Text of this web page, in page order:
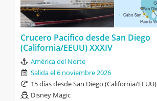
Crucero Pacifico desde San Diego
(California/EEUU) XXXIV
América del Norte
Salida el 6 noviembre 2026
15 días desde San Diego (California/EEUU)
Disney Magic